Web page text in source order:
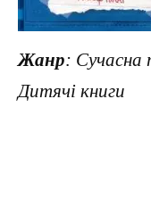
Жанр: Сучасна
Дитячі книги